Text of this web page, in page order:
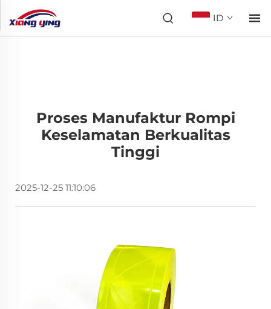
ID
Proses Manufaktur Rompi
Keselamatan Berkualitas
Tinggi
2025-12-25 11:10:06